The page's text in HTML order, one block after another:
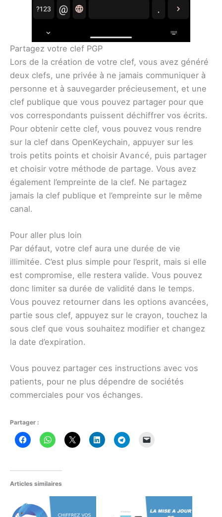
Partagez votre clef PGP
Lors de la création de votre clef, vous avez généré
deux clefs, une privée à ne jamais communiquer à
personne et à sauvegarder précieusement, et une
clef publique que vous pouvez partager pour que
vos correspondants puissent déchiffrer vos écrits.
Pour obtenir cette clef, vous pouvez vous rendre
sur la clef dans OpenKeychain, appuyer sur les
trois petits points et choisir Avancé, puis partager
et choisir votre méthode de partage. Vous avez
également l’empreinte de la clef. Ne partagez
jamais la clef publique et l’empreinte sur le même
canal.
Pour aller plus loin
Par défaut, votre clef aura une durée de vie
illimitée. C’est plus simple pour l’esprit, mais si elle
est compromise, elle restera valide. Vous pouvez
donc limiter sa durée de validité dans le temps.
Vous pouvez retourner dans les options avancées,
partie sous clef, appuyez sur le crayon, touchez la
sous clef que vous souhaitez modifier et changez
la date d’expiration.
Vous pouvez partager ces instructions avec vos
patients, pour ne plus dépendre de sociétés
commerciales pour vos échanges.
Partager :
Articles similaires